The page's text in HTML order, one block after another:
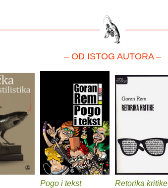
– OD ISTOG AUTORA –
Pogo i tekst Retorika kritike